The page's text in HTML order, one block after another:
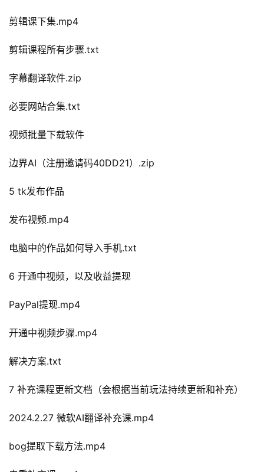
剪辑课下集.mp4
剪辑课程所有步骤.txt
字幕翻译软件.zip
必要网站合集.txt
视频批量下载软件
边界AI（注册邀请码40DD21）.zip
5 tk发布作品
发布视频.mp4
电脑中的作品如何导入手机.txt
6 开通中视频，以及收益提现
PayPal提现.mp4
开通中视频步骤.mp4
解决方案.txt
7 补充课程更新文档（会根据当前玩法持续更新和补充）
2024.2.27 微软AI翻译补充课.mp4
bog提取下载方法.mp4